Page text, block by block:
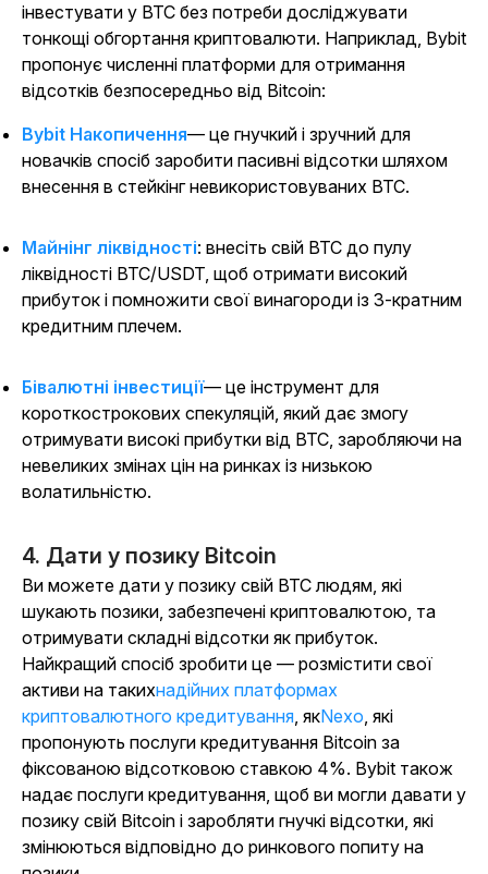
інвестувати у BTC без потреби досліджувати
тонкощі обгортання криптовалюти. Наприклад, Bybit
пропонує численні платформи для отримання
відсотків безпосередньо від Bitcoin:
Bybit Накопичення— це гнучкий і зручний для
новачків спосіб заробити пасивні відсотки шляхом
внесення в стейкінг невикористовуваних BTC.
Майнінг ліквідності: внесіть свій BTC до пулу
ліквідності BTC/USDT, щоб отримати високий
прибуток і помножити свої винагороди із 3-кратним
кредитним плечем.
Бівалютні інвестиції— це інструмент для
короткострокових спекуляцій, який дає змогу
отримувати високі прибутки від BTC, заробляючи на
невеликих змінах цін на ринках із низькою
волатильністю.
4. Дати у позику Bitcoin
Ви можете дати у позику свій BTC людям, які
шукають позики, забезпечені криптовалютою, та
отримувати складні відсотки як прибуток.
Найкращий спосіб зробити це — розмістити свої
активи на такихнадійних платформах
криптовалютного кредитування, якNexo, які
пропонують послуги кредитування Bitcoin за
фіксованою відсотковою ставкою 4%. Bybit також
надає послуги кредитування, щоб ви могли давати у
позику свій Bitcoin і заробляти гнучкі відсотки, які
змінюються відповідно до ринкового попиту на